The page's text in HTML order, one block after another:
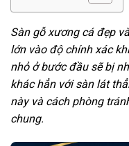
Sàn gỗ xương cá đẹp
lớn vào độ chính xác
nhỏ ở bước đầu sẽ bị
khác hẳn với sàn lát
này và cách phòng
chung.